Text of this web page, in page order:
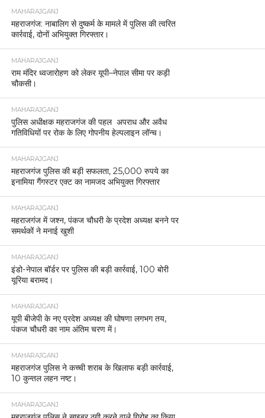
MAHARAJGANJ
महराजगंज: नाबालिग से दुष्कर्म के मामले में पुलिस की त्वरित
कार्रवाई, दोनों अभियुक्त गिरफ्तार।
MAHARAJGANJ
राम मंदिर ध्वजारोहण को लेकर यूपी–नेपाल सीमा पर कड़ी
चौकसी।
MAHARAJGANJ
पुलिस अधीक्षक महराजगंज की पहल अपराध और अवैध
गतिविधियों पर रोक के लिए गोपनीय हेल्पलाइन लॉन्च।
MAHARAJGANJ
महराजगंज पुलिस की बड़ी सफलता, 25,000 रुपये का
इनामिया गैंगस्टर एक्ट का नामजद अभियुक्त गिरफ्तार
MAHARAJGANJ
महराजगंज में जश्न, पंकज चौधरी के प्रदेश अध्यक्ष बनने पर
समर्थकों ने मनाई खुशी
MAHARAJGANJ
इंडो-नेपाल बॉर्डर पर पुलिस की बड़ी कार्रवाई, 100 बोरी
यूरिया बरामद।
MAHARAJGANJ
यूपी बीजेपी के नए प्रदेश अध्यक्ष की घोषणा लगभग तय,
पंकज चौधरी का नाम अंतिम चरण में।
MAHARAJGANJ
महराजगंज पुलिस ने कच्ची शराब के खिलाफ बड़ी कार्रवाई,
10 कुन्तल लहन नष्ट।
MAHARAJGANJ